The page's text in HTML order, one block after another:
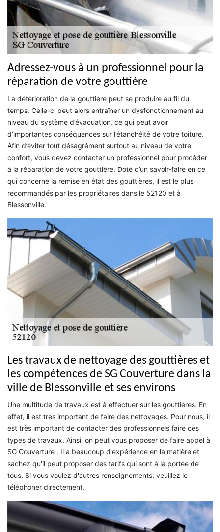
Adressez-vous à un professionnel pour la
réparation de votre gouttière
La détérioration de la gouttière peut se produire au fil du
temps. Celle-ci peut alors entraîner un dysfonctionnement au
niveau du système d’évacuation, ce qui peut avoir
d’importantes conséquences sur l’étanchéité de votre toiture.
Afin d’éviter tout désagrément surtout au niveau de votre
confort, vous devez contacter un professionnel pour procéder
à la réparation de votre gouttière. Doté d’un savoir-faire en ce
qui concerne la remise en état des gouttières, il est le plus
recommandés par les propriétaires dans le 52120 et à
Blessonville.
Les travaux de nettoyage des gouttières et
les compétences de SG Couverture dans la
ville de Blessonville et ses environs
Une multitude de travaux est à effectuer sur les gouttières. En
effet, il est très important de faire des nettoyages. Pour nous, il
est très important de contacter des professionnels faire ces
types de travaux. Ainsi, on peut vous proposer de faire appel à
SG Couverture . Il a beaucoup d'expérience en la matière et
sachez qu'il peut proposer des tarifs qui sont à la portée de
tous. Si vous voulez d'autres renseignements, veuillez le
téléphoner directement.